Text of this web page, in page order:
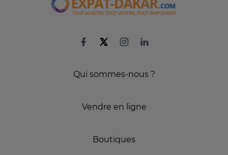
Qui sommes-nous ?
Vendre en ligne
Boutiques